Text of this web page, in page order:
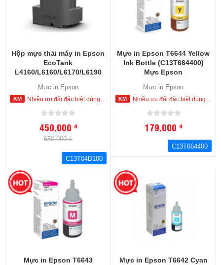
Hộp mực thải máy in Epson
EcoTank
L4160/L6160/L6170/L6190
(C13T04D100) Hộp mực thải
máy in Epson
Mực in Epson
Nhiều ưu đãi đặc biệt dùng cho khách hàng đặt mua ngay trong hôm nay
450,000đ
650,000 ₫
C13T04D100
Mực in Epson T6644 Yellow
Ink Bottle (C13T664400)
Mực Epson
Mực in Epson
Nhiều ưu đãi đặc biệt dùng cho khách hàng đặt mua ngay trong hôm nay
179,000đ
C13T664400
Mực in Epson T6643
Mực in Epson T6642 Cyan